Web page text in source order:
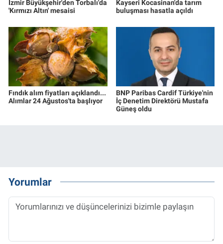
İzmir Büyükşehir'den Torbalı'da
'Kırmızı Altın' mesaisi
Kayseri Kocasinan'da tarım
buluşması hasatla açıldı
Fındık alım fiyatları açıklandı...
Alımlar 24 Ağustos'ta başlıyor
BNP Paribas Cardif Türkiye'nin
İç Denetim Direktörü Mustafa
Güneş oldu
Yorumlar